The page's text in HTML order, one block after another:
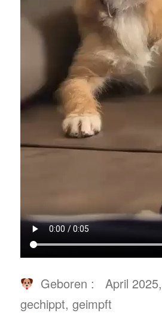
Geboren : April
gechippt, geimpft